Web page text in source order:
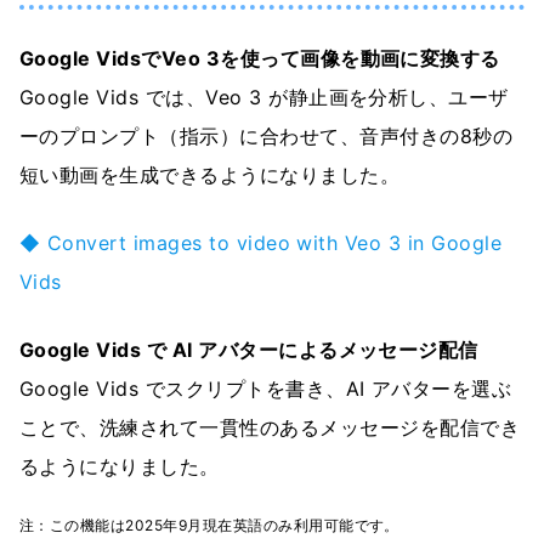
Google VidsでVeo 3を使って画像を動画に変換する
Google Vids では、Veo 3 が静止画を分析し、ユーザ
ーのプロンプト（指示）に合わせて、音声付きの8秒の
短い動画を生成できるようになりました。
◆ Convert images to video with Veo 3 in Google
Vids
Google Vids で AI アバターによるメッセージ配信
Google Vids でスクリプトを書き、AI アバターを選ぶ
ことで、洗練されて一貫性のあるメッセージを配信でき
るようになりました。
注：この機能は2025年9月現在英語のみ利用可能です。